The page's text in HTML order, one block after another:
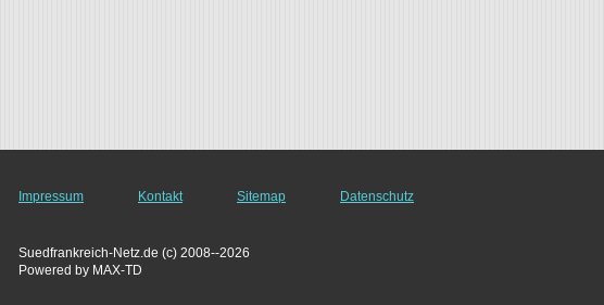
Impressum Kontakt Sitemap Datenschutz
Suedfrankreich-Netz.de (c) 2008--2026
Powered by MAX-TD